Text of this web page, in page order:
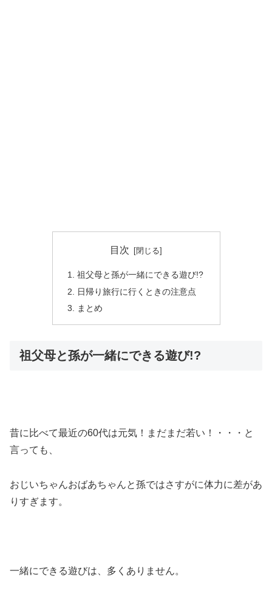
目次
祖父母と孫が一緒にできる遊び!?
日帰り旅行に行くときの注意点
まとめ
祖父母と孫が一緒にできる遊び!?
昔に比べて最近の60代は元気！まだまだ若い！・・・と
言っても、
おじいちゃんおばあちゃんと孫ではさすがに体力に差があ
りすぎます。
一緒にできる遊びは、多くありません。